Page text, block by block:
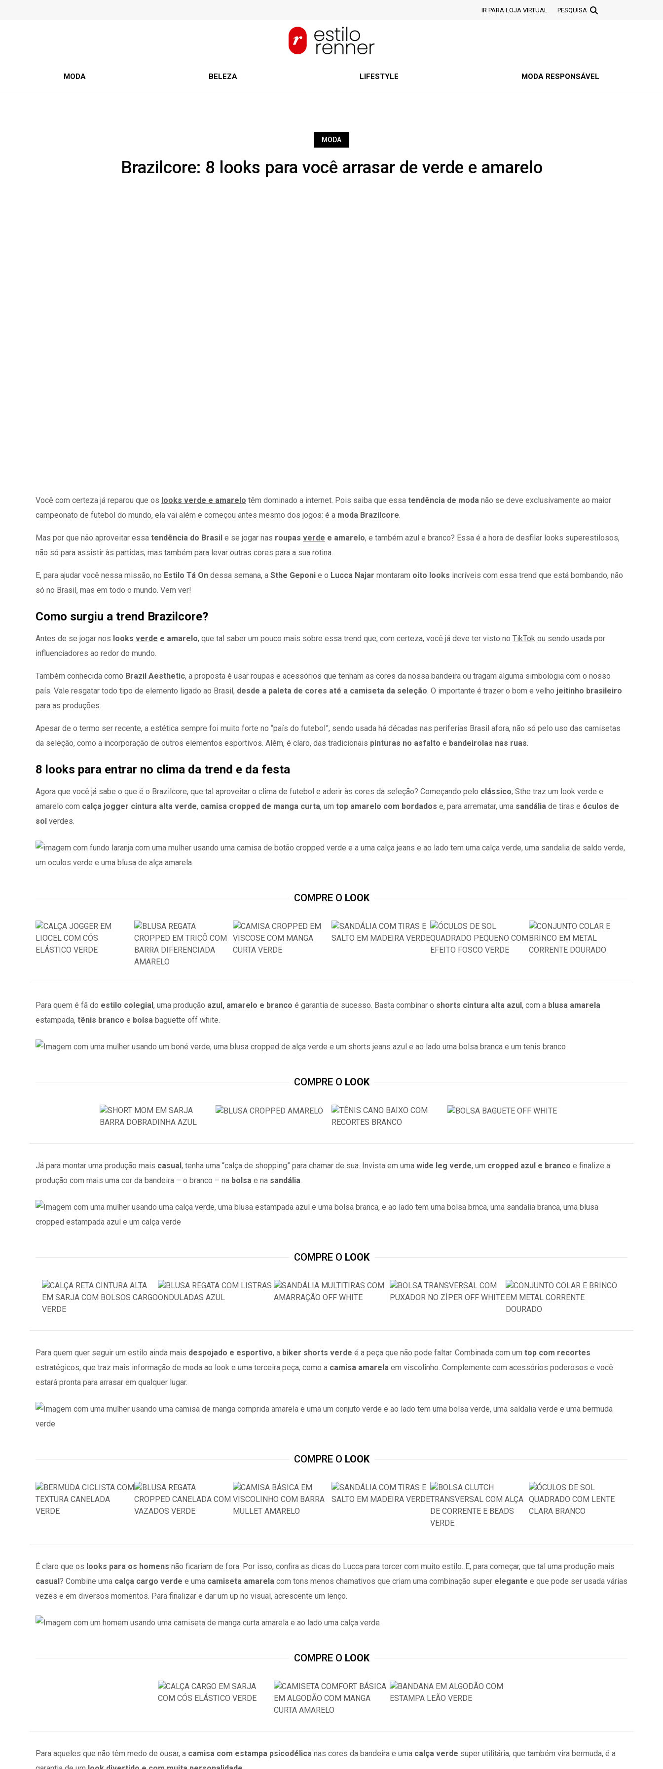
IR PARA LOJA VIRTUAL PESQUISA
MODA BELEZA LIFESTYLE MODA RESPONSÁVEL
MODA
Brazilcore: 8 looks para você arrasar de verde e amarelo
Você com certeza já reparou que os looks verde e amarelo têm dominado a internet. Pois saiba que essa tendência de moda não se deve exclusivamente ao maior
campeonato de futebol do mundo, ela vai além e começou antes mesmo dos jogos: é a moda Brazilcore.
Mas por que não aproveitar essa tendência do Brasil e se jogar nas roupas verde e amarelo, e também azul e branco? Essa é a hora de desfilar looks superestilosos,
não só para assistir às partidas, mas também para levar outras cores para a sua rotina.
E, para ajudar você nessa missão, no Estilo Tá On dessa semana, a Sthe Geponi e o Lucca Najar montaram oito looks incríveis com essa trend que está bombando, não
só no Brasil, mas em todo o mundo. Vem ver!
Como surgiu a trend Brazilcore?
Antes de se jogar nos looks verde e amarelo, que tal saber um pouco mais sobre essa trend que, com certeza, você já deve ter visto no TikTok ou sendo usada por
influenciadores ao redor do mundo.
Também conhecida como Brazil Aesthetic, a proposta é usar roupas e acessórios que tenham as cores da nossa bandeira ou tragam alguma simbologia com o nosso
país. Vale resgatar todo tipo de elemento ligado ao Brasil, desde a paleta de cores até a camiseta da seleção. O importante é trazer o bom e velho jeitinho brasileiro
para as produções.
Apesar de o termo ser recente, a estética sempre foi muito forte no “país do futebol”, sendo usada há décadas nas periferias Brasil afora, não só pelo uso das camisetas
da seleção, como a incorporação de outros elementos esportivos. Além, é claro, das tradicionais pinturas no asfalto e bandeirolas nas ruas.
8 looks para entrar no clima da trend e da festa
Agora que você já sabe o que é o Brazilcore, que tal aproveitar o clima de futebol e aderir às cores da seleção? Começando pelo clássico, Sthe traz um look verde e
amarelo com calça jogger cintura alta verde, camisa cropped de manga curta, um top amarelo com bordados e, para arrematar, uma sandália de tiras e óculos de
sol verdes.
COMPRE O LOOK
Para quem é fã do estilo colegial, uma produção azul, amarelo e branco é garantia de sucesso. Basta combinar o shorts cintura alta azul, com a blusa amarela
estampada, tênis branco e bolsa baguette off white.
COMPRE O LOOK
Já para montar uma produção mais casual, tenha uma “calça de shopping” para chamar de sua. Invista em uma wide leg verde, um cropped azul e branco e finalize a
produção com mais uma cor da bandeira – o branco – na bolsa e na sandália.
COMPRE O LOOK
Para quem quer seguir um estilo ainda mais despojado e esportivo, a biker shorts verde é a peça que não pode faltar. Combinada com um top com recortes
estratégicos, que traz mais informação de moda ao look e uma terceira peça, como a camisa amarela em viscolinho. Complemente com acessórios poderosos e você
estará pronta para arrasar em qualquer lugar.
COMPRE O LOOK
É claro que os looks para os homens não ficariam de fora. Por isso, confira as dicas do Lucca para torcer com muito estilo. E, para começar, que tal uma produção mais
casual? Combine uma calça cargo verde e uma camiseta amarela com tons menos chamativos que criam uma combinação super elegante e que pode ser usada várias
vezes e em diversos momentos. Para finalizar e dar um up no visual, acrescente um lenço.
COMPRE O LOOK
Para aqueles que não têm medo de ousar, a camisa com estampa psicodélica nas cores da bandeira e uma calça verde super utilitária, que também vira bermuda, é a